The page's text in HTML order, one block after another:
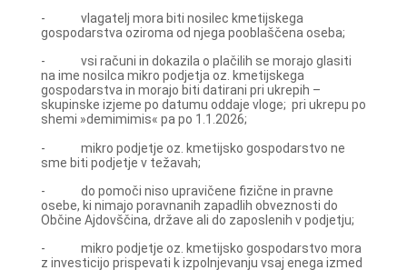
- vlagatelj mora biti nosilec kmetijskega
gospodarstva oziroma od njega pooblaščena oseba;
- vsi računi in dokazila o plačilih se morajo glasiti
na ime nosilca mikro podjetja oz. kmetijskega
gospodarstva in morajo biti datirani pri ukrepih –
skupinske izjeme po datumu oddaje vloge; pri ukrepu po
shemi »demimimis« pa po 1.1.2026;
- mikro podjetje oz. kmetijsko gospodarstvo ne
sme biti podjetje v težavah;
- do pomoči niso upravičene fizične in pravne
osebe, ki nimajo poravnanih zapadlih obveznosti do
Občine Ajdovščina, države ali do zaposlenih v podjetju;
- mikro podjetje oz. kmetijsko gospodarstvo mora
z investicijo prispevati k izpolnjevanju vsaj enega izmed